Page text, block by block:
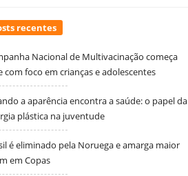
recentes
Nacional de Multivacinação começa
com foco em crianças e adolescentes
a aparência encontra a saúde: o papel da
plástica na juventude
é eliminado pela Noruega e amarga maior
em Copas